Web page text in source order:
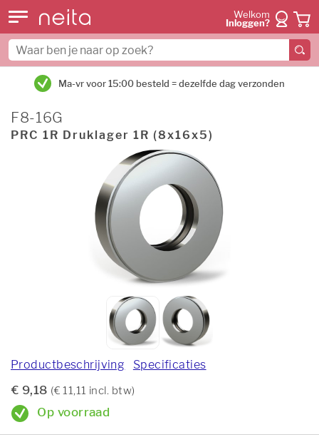
Welkom
Inloggen?
Ma-vr voor 15:00 besteld = dezelfde dag verzonden
F8-16G
PRC 1R Druklager 1R (8x16x5)
Productbeschrijving Specificaties
€ 9,18 (€ 11,11 incl. btw)
Op voorraad